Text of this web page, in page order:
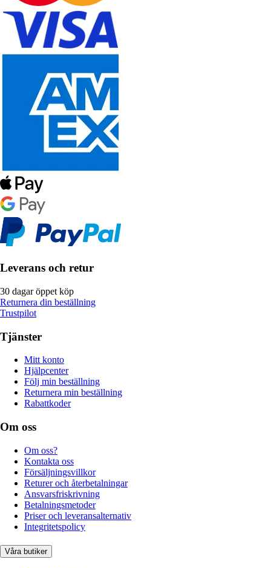
Leverans och retur
30 dagar öppet köp
Returnera din beställning
Trustpilot
Tjänster
Mitt konto
Hjälpcenter
Följ min beställning
Returnera min beställning
Rabattkoder
Om oss
Om oss?
Kontakta oss
Försäljningsvillkor
Returer och återbetalningar
Ansvarsfriskrivning
Betalningsmetoder
Priser och leveransalternativ
Integritetspolicy
Våra butiker